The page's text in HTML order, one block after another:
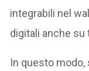
integrabili nel
digitali anche
In questo modo,